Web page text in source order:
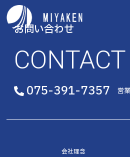
お問い合わせ
075-391-7357 営
会社理念